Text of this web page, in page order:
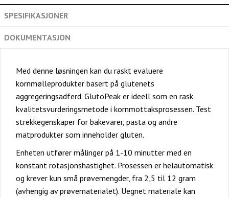
SPESIFIKASJONER
DOKUMENTASJON
Med denne løsningen kan du raskt evaluere
kornmølleprodukter basert på glutenets
aggregeringsadferd. GlutoPeak er ideell som en rask
kvalitetsvurderingsmetode i kornmottaksprosessen. Test
strekkegenskaper for bakevarer, pasta og andre
matprodukter som inneholder gluten.
Enheten utfører målinger på 1-10 minutter med en
konstant rotasjonshastighet. Prosessen er helautomatisk
og krever kun små prøvemengder, fra 2,5 til 12 gram
(avhengig av prøvematerialet). Uegnet materiale kan